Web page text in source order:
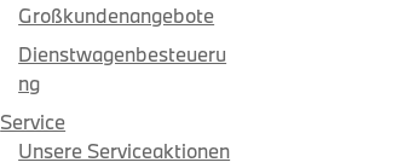
Großkundenangebote
Dienstwagenbesteueru
ng
Service
Unsere Serviceaktionen